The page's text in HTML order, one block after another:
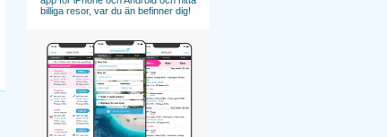
billiga resor, var du än befinner dig!